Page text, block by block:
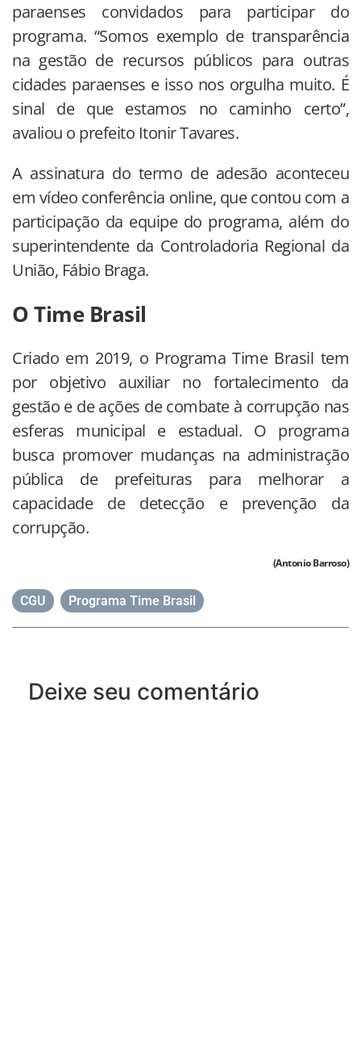
paraenses convidados para participar do
programa. “Somos exemplo de transparência
na gestão de recursos públicos para outras
cidades paraenses e isso nos orgulha muito. É
sinal de que estamos no caminho certo”,
avaliou o prefeito Itonir Tavares.
A assinatura do termo de adesão aconteceu
em vídeo conferência online, que contou com a
participação da equipe do programa, além do
superintendente da Controladoria Regional da
União, Fábio Braga.
O Time Brasil
Criado em 2019, o Programa Time Brasil tem
por objetivo auxiliar no fortalecimento da
gestão e de ações de combate à corrupção nas
esferas municipal e estadual. O programa
busca promover mudanças na administração
pública de prefeituras para melhorar a
capacidade de detecção e prevenção da
corrupção.
(Antonio Barroso)
CGU Programa Time Brasil
Deixe seu comentário